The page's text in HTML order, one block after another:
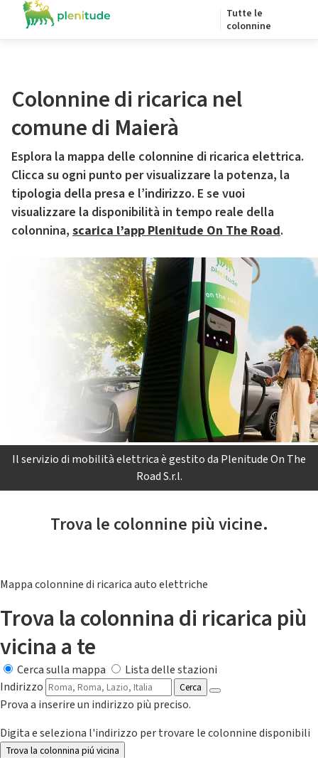
Tutte le
colonnine
Colonnine di ricarica nel
comune di Maierà
Esplora la mappa delle colonnine di ricarica elettrica.
Clicca su ogni punto per visualizzare la potenza, la
tipologia della presa e l’indirizzo. E se vuoi
visualizzare la disponibilità in tempo reale della
colonnina, scarica l’app Plenitude On The Road.
Il servizio di mobilità elettrica è gestito da Plenitude On The
Road S.r.l.
Trova le colonnine più vicine.
Mappa colonnine di ricarica auto elettriche
Trova la colonnina di ricarica più
vicina a te
Cerca sulla mappa
Lista delle stazioni
Indirizzo
Cerca
Prova a inserire un indirizzo più preciso.
Digita e seleziona l'indirizzo per trovare le colonnine disponibili
Trova la colonnina piú vicina